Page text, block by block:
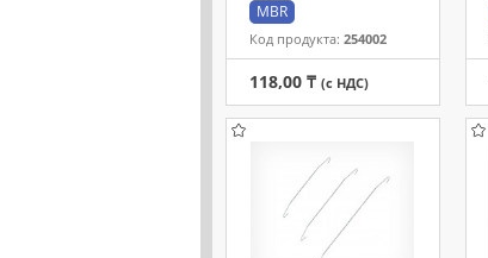
MBR
Код продукта: 254002
118,00 ₸ (с НДС)